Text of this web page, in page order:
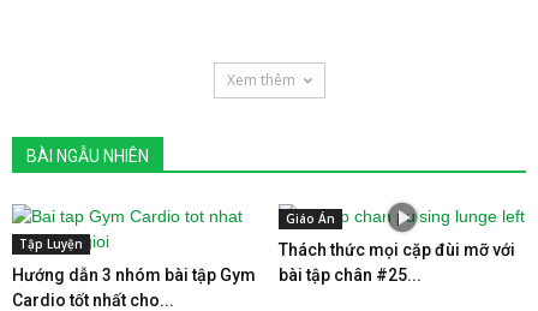
Xem thêm
BÀI NGẪU NHIÊN
Tập Luyện
Hướng dẫn 3 nhóm bài tập Gym
Cardio tốt nhất cho...
Giáo Án
Thách thức mọi cặp đùi mỡ với
bài tập chân #25...